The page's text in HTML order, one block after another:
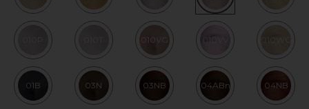
010VG 010VV 010WG
01B 03N 03NB 04ABn 04NB